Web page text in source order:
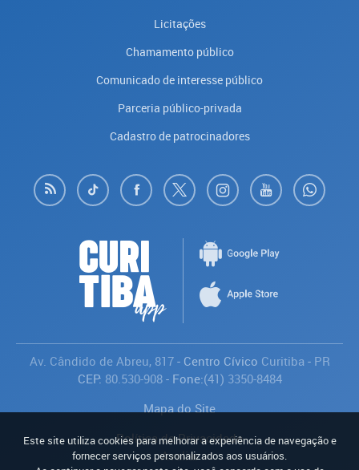
Licitações
Chamamento público
Comunicado de interesse público
Parceria público-privada
Cadastro de patrocinadores
Av. Cândido de Abreu, 817- Centro Cívico Curitiba - PR
CEP: 80.530-908- Fone:(41) 3350-8484
Mapa do Site
Política de Privacidade
Avaliar
Este site utiliza cookies para melhorar a experiência de navegação e
fornecer serviços personalizados aos usuários.